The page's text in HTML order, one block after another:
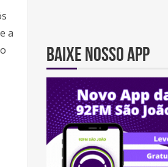
a
BAIXE NOSSO APP